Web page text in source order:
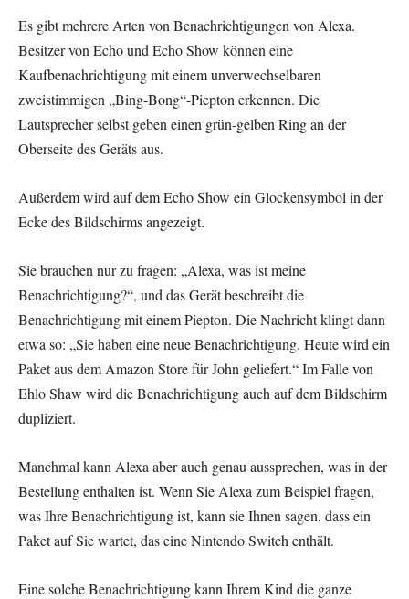
Es gibt mehrere Arten von Benachrichtigungen von Alexa.
Besitzer von Echo und Echo Show können eine
Kaufbenachrichtigung mit einem unverwechselbaren
zweistimmigen „Bing-Bong“-Piepton erkennen. Die
Lautsprecher selbst geben einen grün-gelben Ring an der
Oberseite des Geräts aus.
Außerdem wird auf dem Echo Show ein Glockensymbol in der
Ecke des Bildschirms angezeigt.
Sie brauchen nur zu fragen: „Alexa, was ist meine
Benachrichtigung?“, und das Gerät beschreibt die
Benachrichtigung mit einem Piepton. Die Nachricht klingt dann
etwa so: „Sie haben eine neue Benachrichtigung. Heute wird ein
Paket aus dem Amazon Store für John geliefert.“ Im Falle von
Ehlo Shaw wird die Benachrichtigung auch auf dem Bildschirm
dupliziert.
Manchmal kann Alexa aber auch genau aussprechen, was in der
Bestellung enthalten ist. Wenn Sie Alexa zum Beispiel fragen,
was Ihre Benachrichtigung ist, kann sie Ihnen sagen, dass ein
Paket auf Sie wartet, das eine Nintendo Switch enthält.
Eine solche Benachrichtigung kann Ihrem Kind die ganze